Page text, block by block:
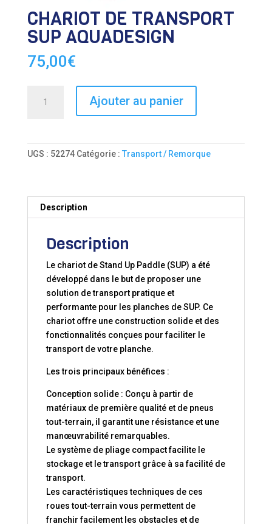
CHARIOT DE TRANSPORT
SUP AQUADESIGN
75,00€
TRANSPORT
Ajouter au panier
UGS : 52274 Catégorie : Transport / Remorque
Description
Description
Le chariot de Stand Up Paddle (SUP) a été
développé dans le but de proposer une
solution de transport pratique et
performante pour les planches de SUP. Ce
chariot offre une construction solide et des
fonctionnalités conçues pour faciliter le
transport de votre planche.
Les trois principaux bénéfices :
Conception solide : Conçu à partir de
matériaux de première qualité et de pneus
tout-terrain, il garantit une résistance et une
manœuvrabilité remarquables.
Le système de pliage compact facilite le
stockage et le transport grâce à sa facilité de
transport.
Les caractéristiques techniques de ces
roues tout-terrain vous permettent de
franchir facilement les obstacles et de